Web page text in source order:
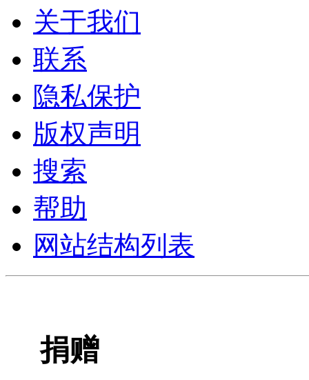
关于我们
联系
隐私保护
版权声明
搜索
帮助
网站结构列表
捐赠